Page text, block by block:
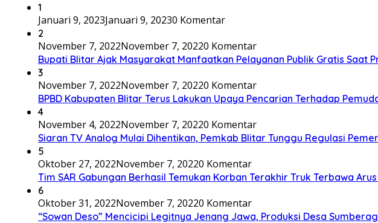
1
Januari 9, 2023Januari 9, 20230 Komentar
2
November 7, 2022November 7, 20220 Komentar
Bupati Blitar Ajak Masyarakat Manfaatkan Pelayanan Publik Gratis Saat
3
November 7, 2022November 7, 20220 Komentar
BPBD Kabupaten Blitar Terus Lakukan Upaya Pencarian Terhadap
4
November 4, 2022November 7, 20220 Komentar
Siaran TV Analog Mulai Dihentikan, Pemkab Blitar Tunggu Regulasi
5
Oktober 27, 2022November 7, 20220 Komentar
Tim SAR Gabungan Berhasil Temukan Korban Terakhir Truk Terbawa
6
Oktober 31, 2022November 7, 20220 Komentar
“Sowan Deso” Mencicipi Legitnya Jenang Jawa, Produksi Desa